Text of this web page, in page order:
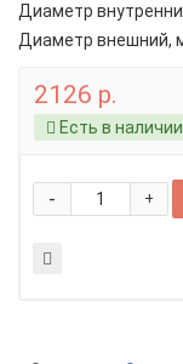
Диаметр
Диаметр внешний,
2126 р.
Есть в наличии
+
-